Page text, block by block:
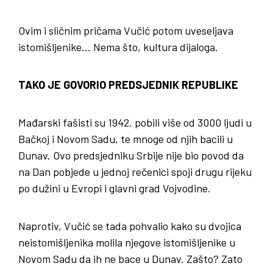
Ovim i sličnim pričama Vučić potom uveseljava
istomišljenike… Nema što, kultura dijaloga.
TAKO JE GOVORIO PREDSJEDNIK REPUBLIKE
Mađarski fašisti su 1942. pobili više od 3000 ljudi u
Bačkoj i Novom Sadu, te mnoge od njih bacili u
Dunav. Ovo predsjedniku Srbije nije bio povod da
na Dan pobjede u jednoj rečenici spoji drugu rijeku
po dužini u Evropi i glavni grad Vojvodine.
Naprotiv, Vučić se tada pohvalio kako su dvojica
neistomišljenika molila njegove istomišljenike u
Novom Sadu da ih ne bace u Dunav. Zašto? Zato